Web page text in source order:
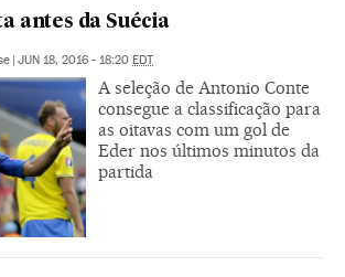
antes da Suécia
| JUN 18, 2016 - 18:20 EDT
A seleção de Antonio Conte
consegue a classificação para
as oitavas com um gol de
Eder nos últimos minutos da
partida